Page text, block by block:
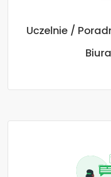
Uczelnie /